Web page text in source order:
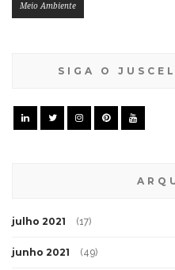
Meio Ambiente
SIGA O
julho 2021 (17)
junho 2021 (49)